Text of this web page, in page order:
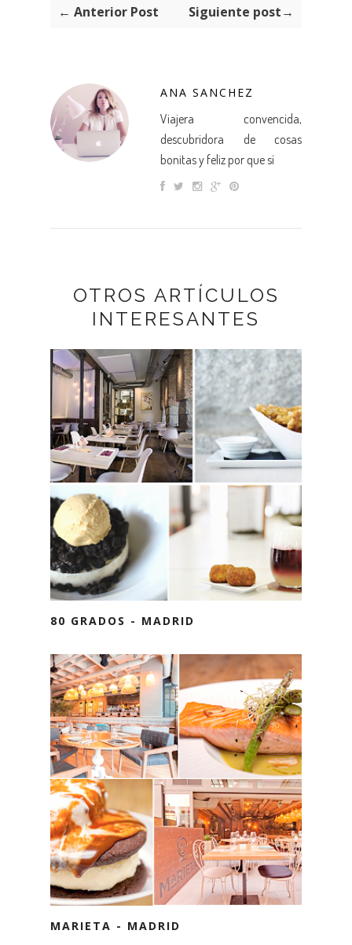
← Anterior Post Siguiente post→
ANA SANCHEZ
Viajera convencida,
descubridora de cosas
bonitas y feliz por que sí
OTROS ARTÍCULOS
INTERESANTES
80 GRADOS - MADRID
MARIETA - MADRID